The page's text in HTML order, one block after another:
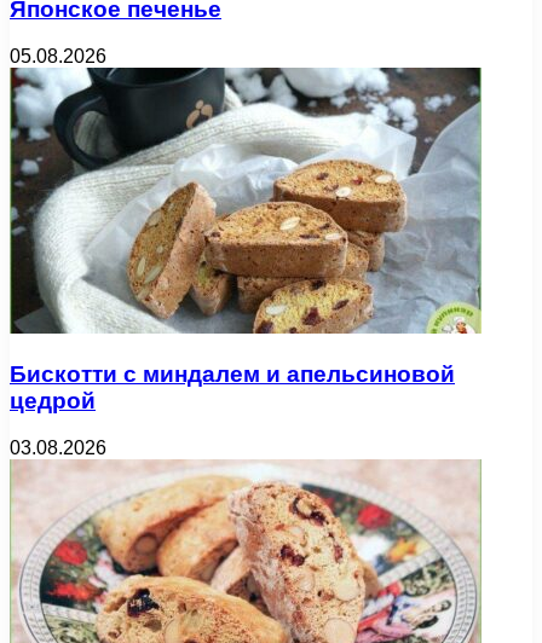
Японское печенье
05.08.2026
Бискотти с миндалем и апельсиновой
цедрой
03.08.2026